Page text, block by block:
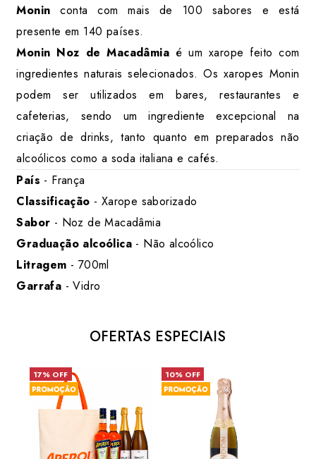
Monin conta com mais de 100 sabores e está
presente em 140 países.
Monin Noz de Macadâmiaé um xarope feito com
ingredientes naturais selecionados. Os xaropes Monin
podem ser utilizados em bares, restaurantes e
cafeterias, sendo um ingrediente excepcional na
criação de drinks, tanto quanto em preparados não
alcoólicos como a soda italiana e cafés.
País - França
Classificação - Xarope saborizado
Sabor - Noz de Macadâmia
Graduação alcoólica - Não alcoólico
Litragem - 700ml
Garrafa - Vidro
OFERTAS ESPECIAIS
17% OFF 10% OFF